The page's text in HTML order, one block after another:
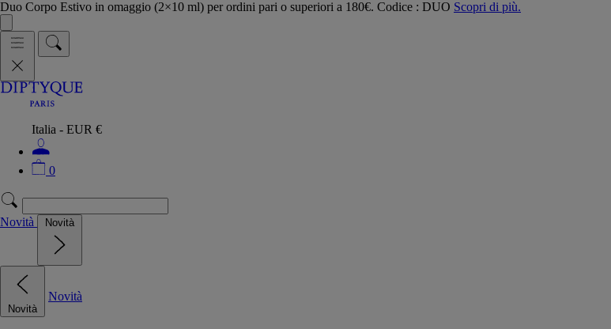
Duo Corpo Estivo in omaggio (2×10 ml) per ordini pari o superiori a 180€. Codice : DUO Scopri di più.
Italia - EUR €
0
Novità Novità
Novità
Novità